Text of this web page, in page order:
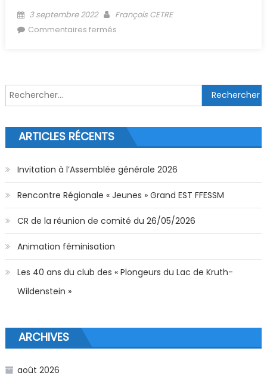
Posted on
3 septembre 2022 Author
François CETRE
Commentaires fermés
Rechercher :
ARTICLES RÉCENTS
Invitation à l’Assemblée générale 2026
Rencontre Régionale « Jeunes » Grand EST FFESSM
CR de la réunion de comité du 26/05/2026
Animation féminisation
Les 40 ans du club des « Plongeurs du Lac de Kruth-
Wildenstein »
ARCHIVES
août 2026